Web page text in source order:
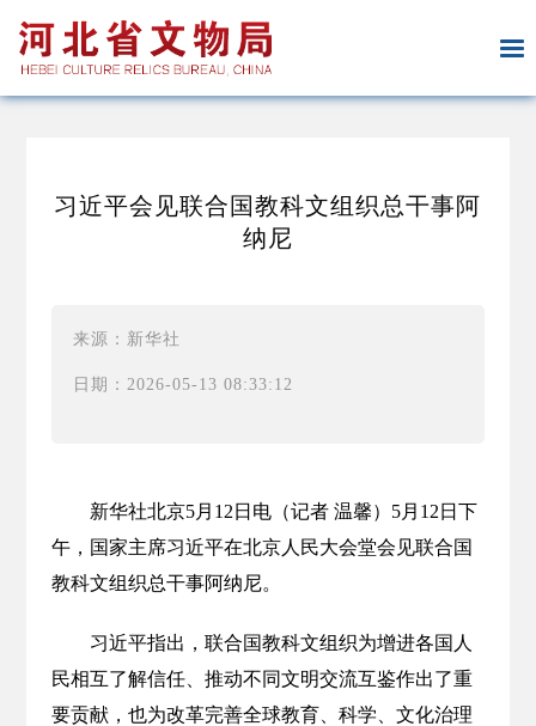
习近平会见联合国教科文组织总干事阿
纳尼
来源：新华社
日期：2026-05-13 08:33:12
新华社北京5月12日电（记者 温馨）5月12日下
午，国家主席习近平在北京人民大会堂会见联合国
教科文组织总干事阿纳尼。
习近平指出，联合国教科文组织为增进各国人
民相互了解信任、推动不同文明交流互鉴作出了重
要贡献，也为改革完善全球教育、科学、文化治理